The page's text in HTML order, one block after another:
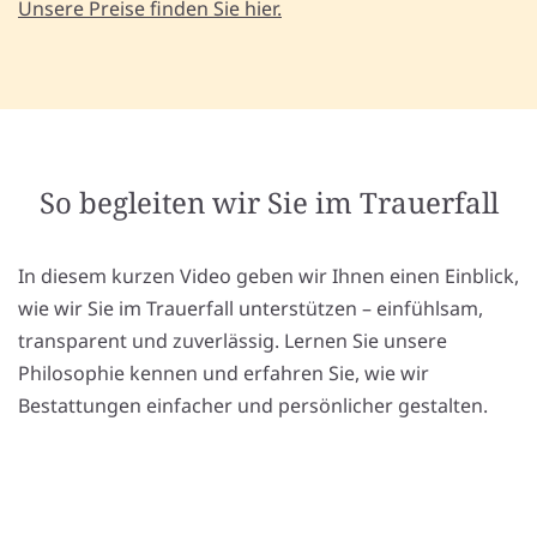
Unsere Preise finden Sie hier.
So begleiten wir Sie im Trauerfall
In diesem kurzen Video geben wir Ihnen einen Einblick,
wie wir Sie im Trauerfall unterstützen – einfühlsam,
transparent und zuverlässig. Lernen Sie unsere
Philosophie kennen und erfahren Sie, wie wir
Bestattungen einfacher und persönlicher gestalten.